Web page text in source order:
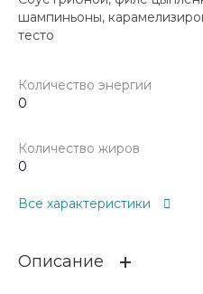
шампиньоны,
тесто
Количество энергии
0
Количество жиров
0
Все характеристики
Описание